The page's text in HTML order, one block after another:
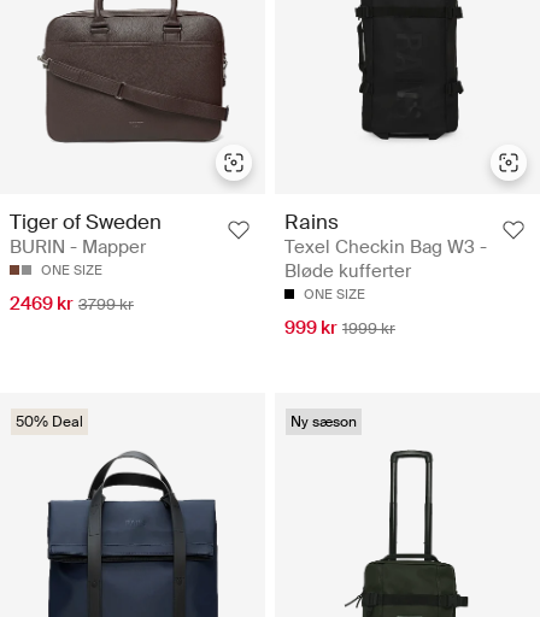
Tiger of Sweden
BURIN - Mapper
ONE SIZE
2469 kr 3799 kr
Rains
Texel Checkin Bag W3 -
Bløde kufferter
ONE SIZE
999 kr 1999 kr
50% Deal Ny sæson